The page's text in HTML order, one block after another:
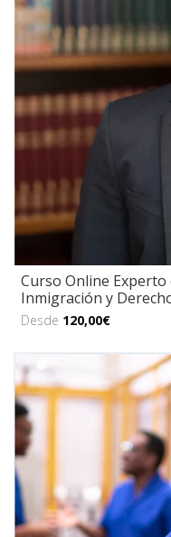
Curso Online Experto
Inmigración y
Desde 120,00€